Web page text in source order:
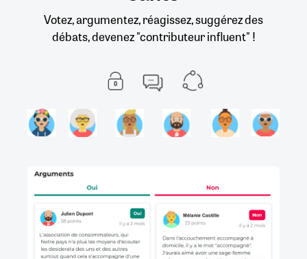
Votez, argumentez, réagissez, suggérez des
débats, devenez "contributeur influent" !